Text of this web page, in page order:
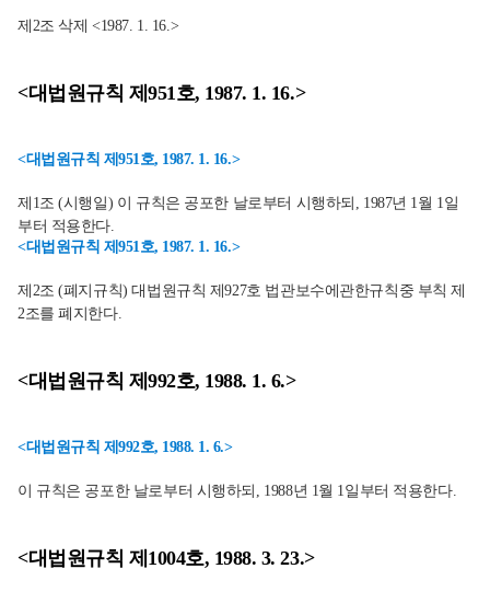
제2조 삭제 <1987. 1. 16.>
<대법원규칙 제951호, 1987. 1. 16.>
<대법원규칙 제951호, 1987. 1. 16.>
제1조 (시행일) 이 규칙은 공포한 날로부터 시행하되, 1987년 1월 1일
부터 적용한다.
<대법원규칙 제951호, 1987. 1. 16.>
제2조 (폐지규칙) 대법원규칙 제927호 법관보수에관한규칙중 부칙 제
2조를 폐지한다.
<대법원규칙 제992호, 1988. 1. 6.>
<대법원규칙 제992호, 1988. 1. 6.>
이 규칙은 공포한 날로부터 시행하되, 1988년 1월 1일부터 적용한다.
<대법원규칙 제1004호, 1988. 3. 23.>